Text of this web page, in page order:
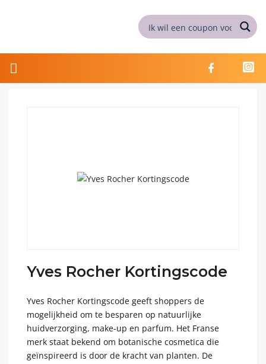
Yves Rocher Kortingscode
Yves Rocher Kortingscode geeft shoppers de
mogelijkheid om te besparen op natuurlijke
huidverzorging, make-up en parfum. Het Franse
merk staat bekend om botanische cosmetica die
geïnspireerd is door de kracht van planten. De